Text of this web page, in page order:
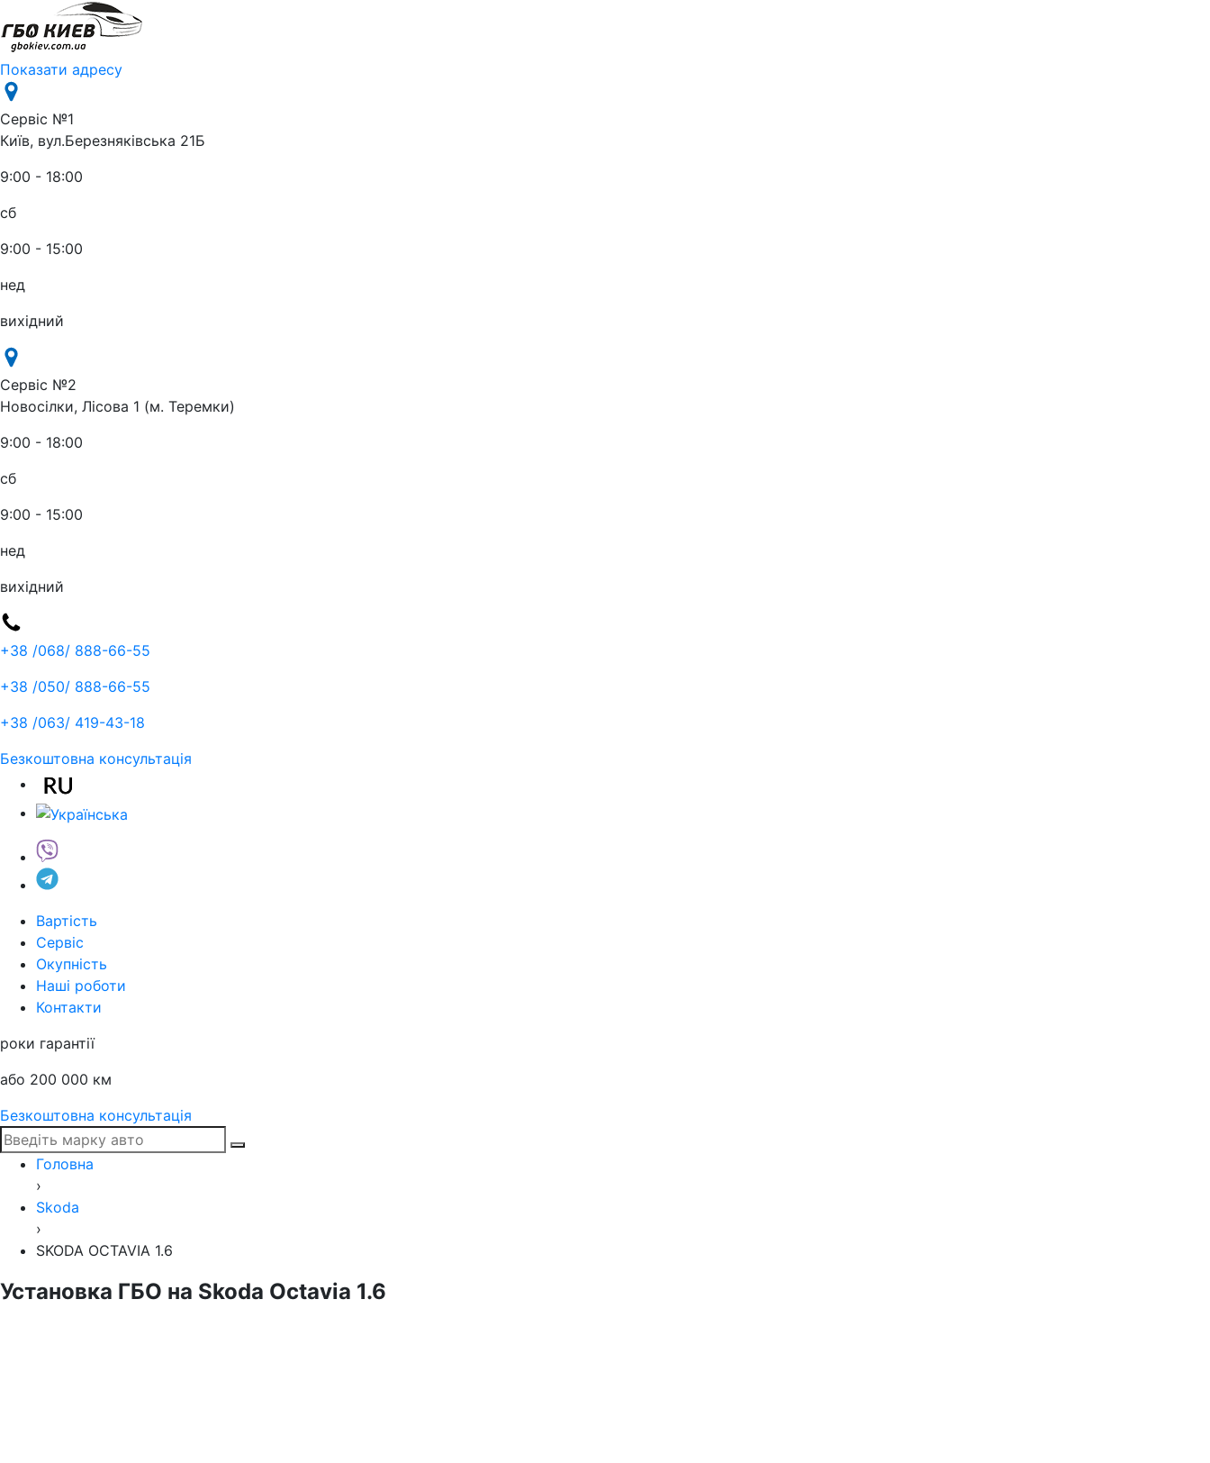
Показати адресу
Сервіс №1
Київ, вул.Березняківська 21Б
9:00 - 18:00
сб
9:00 - 15:00
нед
вихідний
Сервіс №2
Новосілки, Лісова 1 (м. Теремки)
9:00 - 18:00
сб
9:00 - 15:00
нед
вихідний
+38 /068/ 888-66-55
+38 /050/ 888-66-55
+38 /063/ 419-43-18
Безкоштовна консультація
Вартість
Сервіс
Окупність
Наші роботи
Контакти
роки гарантії
або 200 000 км
Безкоштовна консультація
Головна
›
Skoda
›
SKODA OCTAVIA 1.6
Установка ГБО на Skoda Octavia 1.6